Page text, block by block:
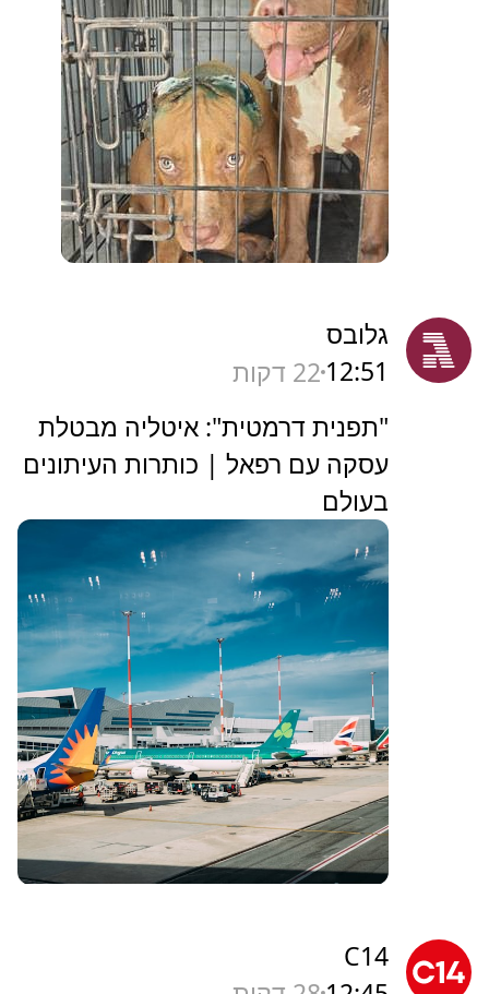
גלובס
12:51 22 דקות
"תפנית דרמטית": איטליה מבטלת
עסקה עם רפאל | כותרות העיתונים
בעולם
C14